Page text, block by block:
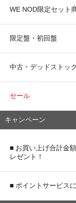
WE NOD限定セット
限定盤・初回盤
中古・デッドストック
セール
キャンペーン
■ お買い上げ合計金
レゼント！
■ ポイントサービス